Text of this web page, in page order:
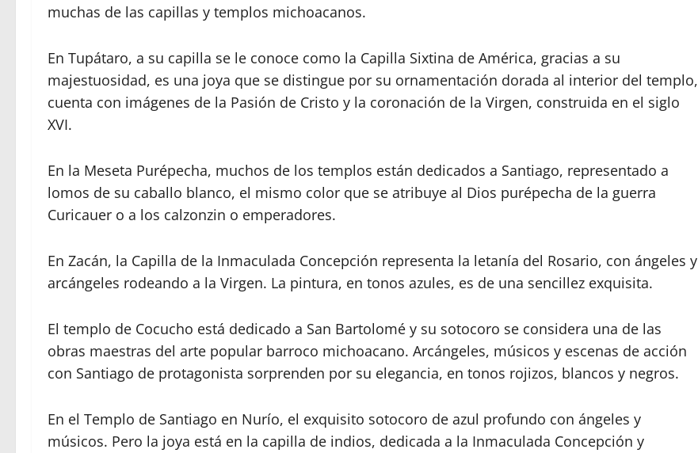
muchas de las capillas y templos michoacanos.
En Tupátaro, a su capilla se le conoce como la Capilla Sixtina de América, gracias a su
majestuosidad, es una joya que se distingue por su ornamentación dorada al interior del templo,
cuenta con imágenes de la Pasión de Cristo y la coronación de la Virgen, construida en el siglo
XVI.
En la Meseta Purépecha, muchos de los templos están dedicados a Santiago, representado a
lomos de su caballo blanco, el mismo color que se atribuye al Dios purépecha de la guerra
Curicauer o a los calzonzin o emperadores.
En Zacán, la Capilla de la Inmaculada Concepción representa la letanía del Rosario, con ángeles y
arcángeles rodeando a la Virgen. La pintura, en tonos azules, es de una sencillez exquisita.
El templo de Cocucho está dedicado a San Bartolomé y su sotocoro se considera una de las
obras maestras del arte popular barroco michoacano. Arcángeles, músicos y escenas de acción
con Santiago de protagonista sorprenden por su elegancia, en tonos rojizos, blancos y negros.
En el Templo de Santiago en Nurío, el exquisito sotocoro de azul profundo con ángeles y
músicos. Pero la joya está en la capilla de indios, dedicada a la Inmaculada Concepción y